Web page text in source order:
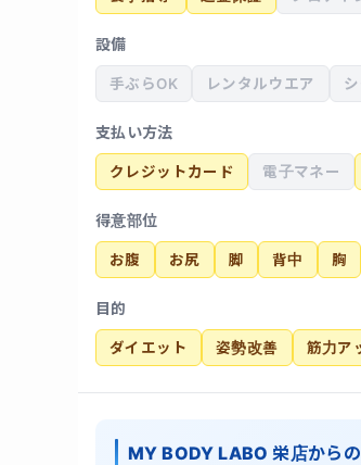
設備
手ぶらOK レンタルウエア
支払い方法
クレジットカード 電子マネー
得意部位
お腹 お尻 脚 背中 胸
目的
ダイエット 姿勢改善 筋力ア
MY BODY LABO 栄店から